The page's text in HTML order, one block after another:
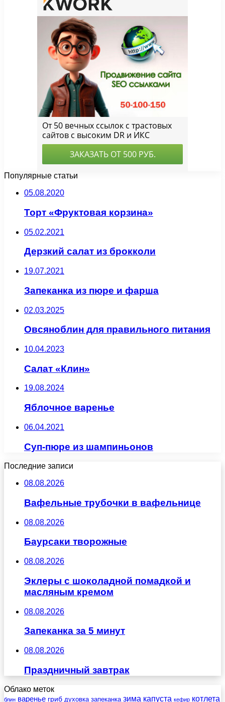
Популярные статьи
05.08.2020
Торт «Фруктовая корзина»
05.02.2021
Дерзкий салат из брокколи
19.07.2021
Запеканка из пюре и фарша
02.03.2025
Овсяноблин для правильного питания
10.04.2023
Салат «Клин»
19.08.2024
Яблочное варенье
06.04.2021
Суп-пюре из шампиньонов
Последние записи
08.08.2026
Вафельные трубочки в вафельнице
08.08.2026
Баурсаки творожные
08.08.2026
Эклеры с шоколадной помадкой и
масляным кремом
08.08.2026
Запеканка за 5 минут
08.08.2026
Праздничный завтрак
Облако меток
блин варенье гриб духовка запеканка зима капуста кефир котлета